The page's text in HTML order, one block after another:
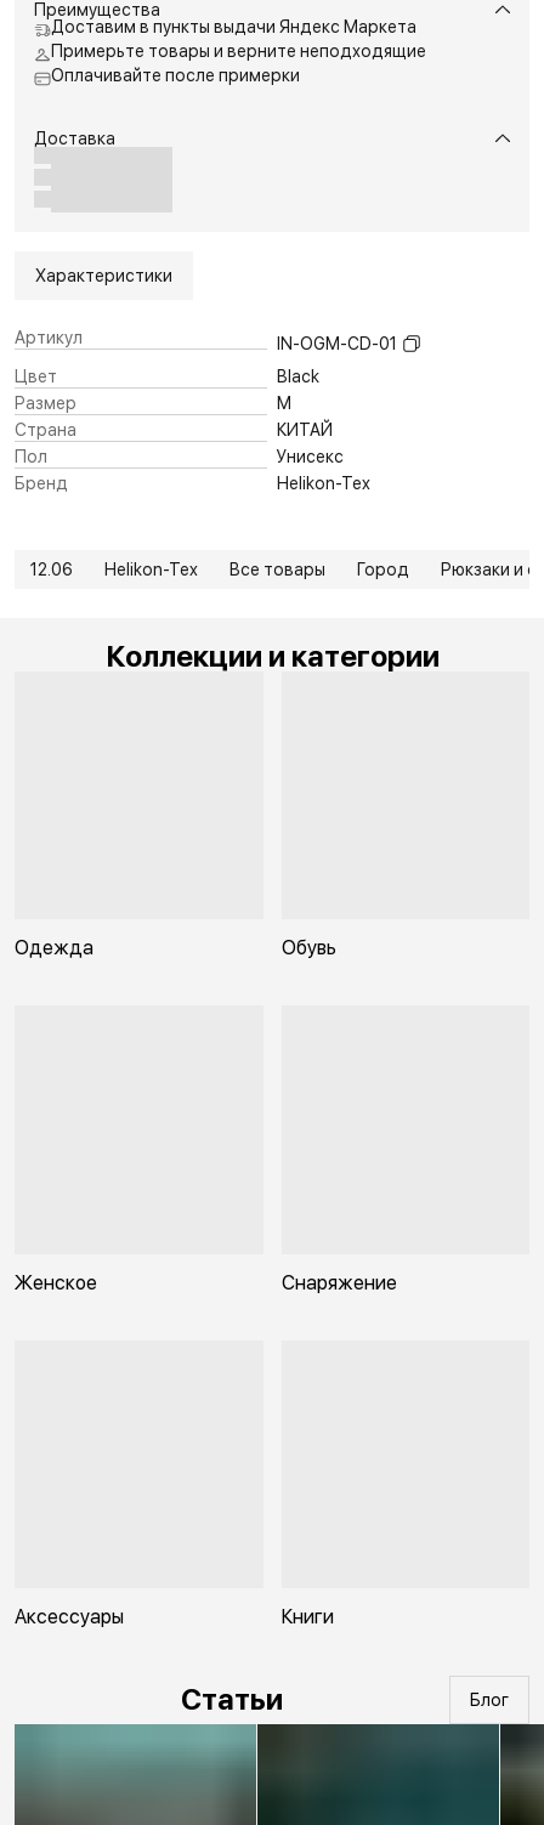
Преимущества
Доставим в пункты выдачи Яндекс Маркета
Примерьте товары и верните неподходящие
Оплачивайте после примерки
Доставка
Характеристики
Артикул
IN-OGM-CD-01
Цвет
Black
Размер
M
Страна
КИТАЙ
Пол
Унисекс
Бренд
Helikon-Tex
12.06 Helikon-Tex Все товары Город Рюкзаки и
Коллекции и категории
Одежда Обувь
Женское Снаряжение
Аксессуары Книги
Статьи Блог